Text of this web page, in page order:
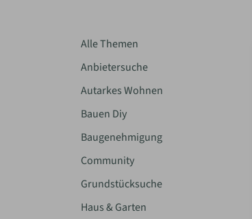
Alle Themen
Anbietersuche
Autarkes Wohnen
Bauen Diy
Baugenehmigung
Community
Grundstücksuche
Haus & Garten